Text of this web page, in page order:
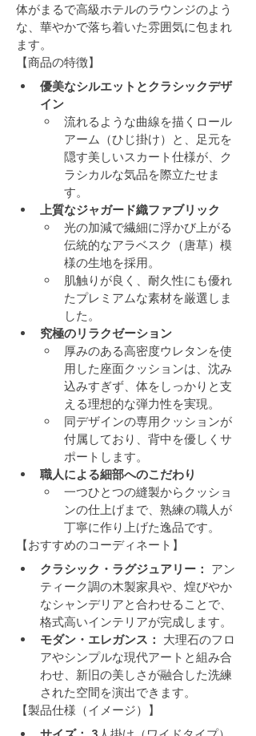
体がまるで高級ホテルのラウンジのよう
な、華やかで落ち着いた雰囲気に包まれ
ます。
【商品の特徴】
優美なシルエットとクラシックデザ
イン
流れるような曲線を描くロール
アーム（ひじ掛け）と、足元を
隠す美しいスカート仕様が、ク
ラシカルな気品を際立たせま
す。
上質なジャガード織ファブリック
光の加減で繊細に浮かび上がる
伝統的なアラベスク（唐草）模
様の生地を採用。
肌触りが良く、耐久性にも優れ
たプレミアムな素材を厳選しま
した。
究極のリラクゼーション
厚みのある高密度ウレタンを使
用した座面クッションは、沈み
込みすぎず、体をしっかりと支
える理想的な弾力性を実現。
同デザインの専用クッションが
付属しており、背中を優しくサ
ポートします。
職人による細部へのこだわり
一つひとつの縫製からクッショ
ンの仕上げまで、熟練の職人が
丁寧に作り上げた逸品です。
【おすすめのコーディネート】
クラシック・ラグジュアリー： アン
ティーク調の木製家具や、煌びやか
なシャンデリアと合わせることで、
格式高いインテリアが完成します。
モダン・エレガンス： 大理石のフロ
アやシンプルな現代アートと組み合
わせ、新旧の美しさが融合した洗練
された空間を演出できます。
【製品仕様（イメージ）】